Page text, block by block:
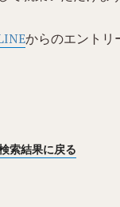
からのエントリ
索結果に戻る